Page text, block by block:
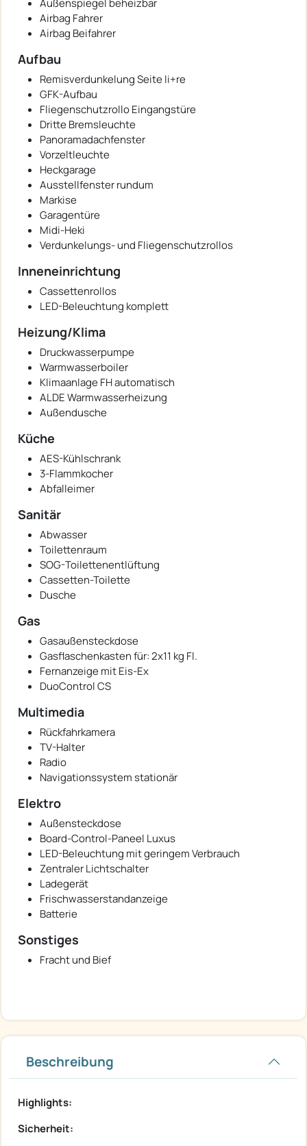
Airbag Fahrer
Airbag Beifahrer
Aufbau
Remisverdunkelung Seite li+re
GFK-Aufbau
Fliegenschutzrollo Eingangstüre
Dritte Bremsleuchte
Panoramadachfenster
Vorzeltleuchte
Heckgarage
Ausstellfenster rundum
Markise
Garagentüre
Midi-Heki
Verdunkelungs- und Fliegenschutzrollos
Inneneinrichtung
Cassettenrollos
LED-Beleuchtung komplett
Heizung/Klima
Druckwasserpumpe
Warmwasserboiler
Klimaanlage FH automatisch
ALDE Warmwasserheizung
Außendusche
Küche
AES-Kühlschrank
3-Flammkocher
Abfalleimer
Sanitär
Abwasser
Toilettenraum
SOG-Toilettenentlüftung
Cassetten-Toilette
Dusche
Gas
Gasaußensteckdose
Gasflaschenkasten für: 2x11 kg Fl.
Fernanzeige mit Eis-Ex
DuoControl CS
Multimedia
Rückfahrkamera
TV-Halter
Radio
Navigationssystem stationär
Elektro
Außensteckdose
Board-Control-Paneel Luxus
LED-Beleuchtung mit geringem Verbrauch
Zentraler Lichtschalter
Ladegerät
Frischwasserstandanzeige
Batterie
Sonstiges
Fracht und Bief
Beschreibung
Highlights:
Sicherheit: